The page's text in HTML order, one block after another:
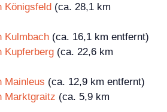
Königsfeld (ca. 28,1 km
Kulmbach (ca. 16,1 km entfernt)
Kupferberg (ca. 22,6 km
Mainleus (ca. 12,9 km entfernt)
Marktgraitz (ca. 5,9 km